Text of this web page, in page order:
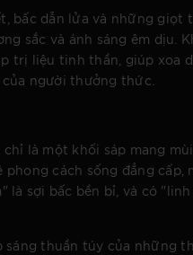
dẫn lửa và những giọt
sắc và ánh sáng êm dịu.
trị liệu tinh thần, giúp xoa
người thưởng thức.
là một khối sáp mang
cách sống đẳng
sợi bấc bền bỉ, và có
thuần túy của những